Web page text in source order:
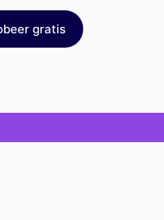
gratis